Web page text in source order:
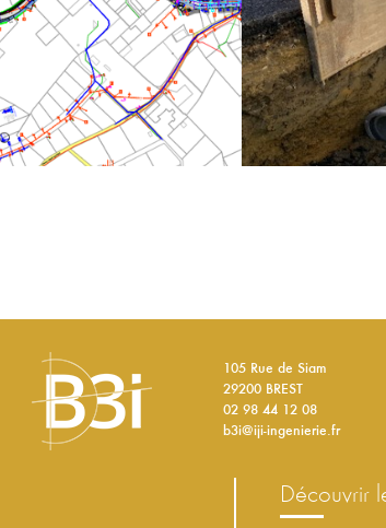
105 Rue de Siam
29200 BREST
02 98 44 12 08
b3i@iji-ingenierie.fr
découvrir